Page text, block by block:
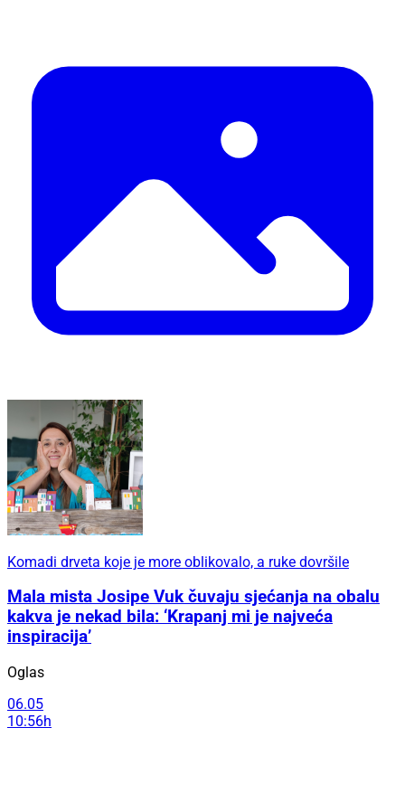
Komadi drveta koje je more oblikovalo, a ruke dovršile
Mala mista Josipe Vuk čuvaju sjećanja na obalu
kakva je nekad bila: ‘Krapanj mi je najveća
inspiracija’
Oglas
06.05
10:56h